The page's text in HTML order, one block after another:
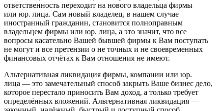
ответственность переходит на нового владельца фирмы
или юр. лица. Сам новый владелец, в нашем случае
иностранный гражданин, становится полноправным
владельцем фирмы или юр. лица, а это значит, что все
вопросы касательно Вашей бывшей фирмы к Вам поступать
не могут и все претензии о не точных и не своевременных
финансовых отчётах к Вам отношения не имеют.
Альтернативная ликвидация фирмы, компании или юр.
лица — это замечательный способ закрыть Ваше бизнес дело,
которое перестало приносить Вам доход, а только требует
определённых вложений. Альтернативная ликвидация —